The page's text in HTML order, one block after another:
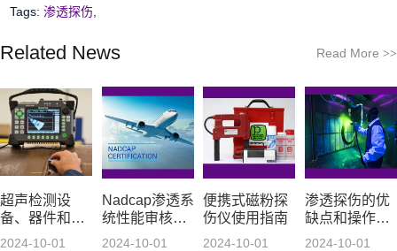
Tags:渗透探伤
Related News Read More >>
超声检测设
备、器件和材
料专业术语大
2024-10-01
Nadcap渗透系
统性能审核要
点解析
2024-10-01
便携式磁粉探
伤仪使用指南
2024-10-01
渗透探伤的优
缺点和操作规
程
2024-10-01